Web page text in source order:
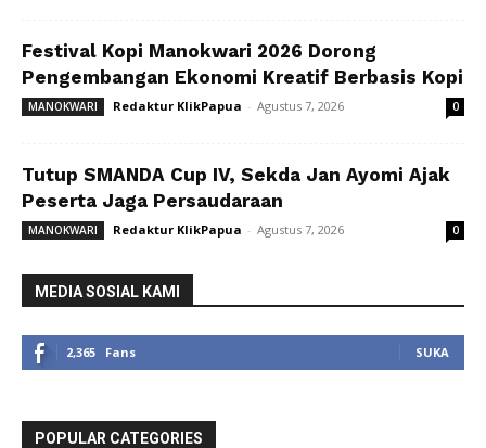
Festival Kopi Manokwari 2026 Dorong
Pengembangan Ekonomi Kreatif Berbasis Kopi
MANOKWARI Redaktur KlikPapua - Agustus 7, 2026 0
Tutup SMANDA Cup IV, Sekda Jan Ayomi Ajak
Peserta Jaga Persaudaraan
MANOKWARI Redaktur KlikPapua - Agustus 7, 2026 0
MEDIA SOSIAL KAMI
2,365 Fans SUKA
POPULAR CATEGORIES